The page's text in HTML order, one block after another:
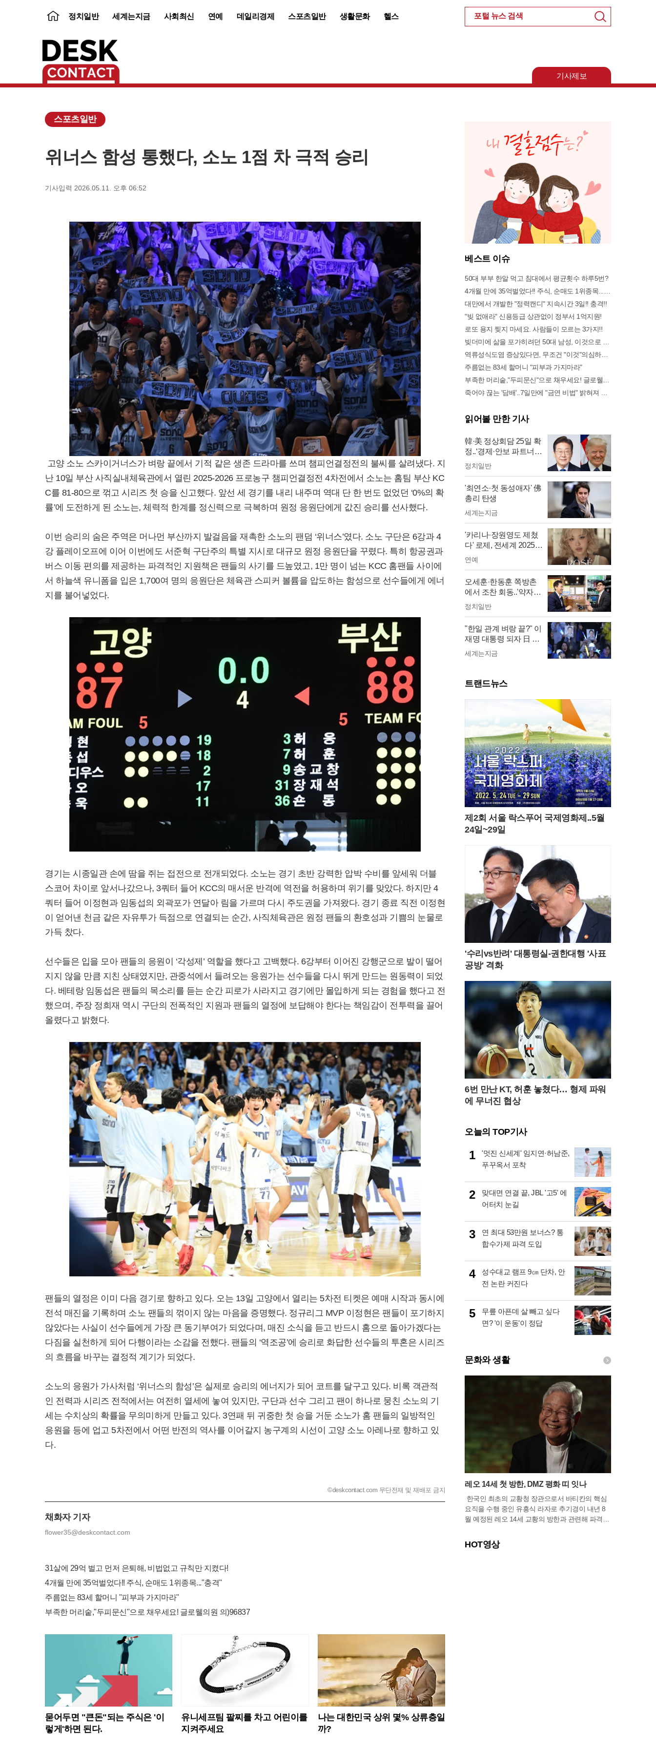
검
뉴
홈
정치일반 세계는지금 사회최신 연예 데일리경제 스포츠일반 생활문화 헬스
기사제보
스포츠일반
위너스 함성 통했다, 소노 1점 차 극적 승리
기사입력 2026.05.11. 오후 06:52
고양 소노 스카이거너스가 벼랑 끝에서 기적 같은 생존 드라마를 쓰며 챔피언결정전의 불씨를 살려냈다. 지
난 10일 부산 사직실내체육관에서 열린 2025-2026 프로농구 챔피언결정전 4차전에서 소노는 홈팀 부산 KC
C를 81-80으로 꺾고 시리즈 첫 승을 신고했다. 앞선 세 경기를 내리 내주며 역대 단 한 번도 없었던 ‘0%의 확
률’에 도전하게 된 소노는, 체력적 한계를 정신력으로 극복하며 원정 응원단에게 값진 승리를 선사했다.
이번 승리의 숨은 주역은 머나먼 부산까지 발걸음을 재촉한 소노의 팬덤 ‘위너스’였다. 소노 구단은 6강과 4
강 플레이오프에 이어 이번에도 서준혁 구단주의 특별 지시로 대규모 원정 응원단을 꾸렸다. 특히 항공권과
버스 이동 편의를 제공하는 파격적인 지원책은 팬들의 사기를 드높였고, 1만 명이 넘는 KCC 홈팬들 사이에
서 하늘색 유니폼을 입은 1,700여 명의 응원단은 체육관 스피커 볼륨을 압도하는 함성으로 선수들에게 에너
지를 불어넣었다.
경기는 시종일관 손에 땀을 쥐는 접전으로 전개되었다. 소노는 경기 초반 강력한 압박 수비를 앞세워 더블
스코어 차이로 앞서나갔으나, 3쿼터 들어 KCC의 매서운 반격에 역전을 허용하며 위기를 맞았다. 하지만 4
쿼터 들어 이정현과 임동섭의 외곽포가 연달아 림을 가르며 다시 주도권을 가져왔다. 경기 종료 직전 이정현
이 얻어낸 천금 같은 자유투가 득점으로 연결되는 순간, 사직체육관은 원정 팬들의 환호성과 기쁨의 눈물로
가득 찼다.
선수들은 입을 모아 팬들의 응원이 ‘각성제’ 역할을 했다고 고백했다. 6강부터 이어진 강행군으로 발이 떨어
지지 않을 만큼 지친 상태였지만, 관중석에서 들려오는 응원가는 선수들을 다시 뛰게 만드는 원동력이 되었
다. 베테랑 임동섭은 팬들의 목소리를 듣는 순간 피로가 사라지고 경기에만 몰입하게 되는 경험을 했다고 전
했으며, 주장 정희재 역시 구단의 전폭적인 지원과 팬들의 열정에 보답해야 한다는 책임감이 전투력을 끌어
올렸다고 밝혔다.
팬들의 열정은 이미 다음 경기로 향하고 있다. 오는 13일 고양에서 열리는 5차전 티켓은 예매 시작과 동시에
전석 매진을 기록하며 소노 팬들의 꺾이지 않는 마음을 증명했다. 정규리그 MVP 이정현은 팬들이 포기하지
않았다는 사실이 선수들에게 가장 큰 동기부여가 되었다며, 매진 소식을 듣고 반드시 홈으로 돌아가겠다는
다짐을 실천하게 되어 다행이라는 소감을 전했다. 팬들의 ‘역조공’에 승리로 화답한 선수들의 투혼은 시리즈
의 흐름을 바꾸는 결정적 계기가 되었다.
소노의 응원가 가사처럼 ‘위너스의 함성’은 실제로 승리의 에너지가 되어 코트를 달구고 있다. 비록 객관적
인 전력과 시리즈 전적에서는 여전히 열세에 놓여 있지만, 구단과 선수 그리고 팬이 하나로 뭉친 소노의 기
세는 수치상의 확률을 무의미하게 만들고 있다. 3연패 뒤 귀중한 첫 승을 거둔 소노가 홈 팬들의 일방적인
응원을 등에 업고 5차전에서 어떤 반전의 역사를 이어갈지 농구계의 시선이 고양 소노 아레나로 향하고 있
다.
©deskcontact.com 무단전재 및 재배포 금지
채화자 기자
flower35@deskcontact.com
31살에 29억 벌고 먼저 은퇴해, 비법없고 규칙만 지켰다!
4개월 만에 35억벌었다!! 주식, 순매도 1위종목..."충격"
주름없는 83세 할머니 "피부과 가지마라"
부족한 머리숱,"두피문신"으로 채우세요! 글로웰의원 의)96837
묻어두면 "큰돈"되는 주식은 '이
렇게'하면 된다.
유니세프팀 팔찌를 차고 어린이를
지켜주세요
나는 대한민국 상위 몇% 상류층일
까?
베스트 이슈
50대 부부 한알 먹고 침대에서 평균횟수 하루5번?
대만에서 개발한 "정력캔디" 지속시간 3일!! 충격!!
"빚 없애라" 신용등급 상관없이 정부서 1억지원!
로또 용지 찢지 마세요. 사람들이 모르는 3가지!!
역류성식도염 증상있다면, 무조건 "이것"의심하세요. 간단치료법 나왔다!
주름없는 83세 할머니 "피부과 가지마라"
읽어볼 만한 기사
韓·美 정상회담 25일 확
정..‘경제·안보 파트너
십’ 본격 시동
정치일반
'최연소·첫 동성애자' 佛
총리 탄생
세계는지금
'카리나·장원영도 제쳤
다' 로제, 전세계 2025
얼굴 천재 1위 등극
연예
오세훈·한동훈 쪽방촌
에서 조찬 회동..'약자와
의 동행'으로 의기투합?
정치일반
"한일 관계 벼랑 끝?" 이
재명 대통령 되자 日 언
론 '최악 시나리오' 경고
세계는지금
트랜드뉴스
제2회 서울 락스푸어 국제영화제..5월
24일~29일
'수리vs반려' 대통령실-권한대행 '사표
공방' 격화
6번 만난 KT, 허훈 놓쳤다… 형제 파워
에 무너진 협상
오늘의 TOP기사
1
'멋진 신세계' 임지연·허남준,
푸꾸옥서 포착
2
맞대면 연결 끝, JBL '고5' 에
어터치 눈길
3
연 최대 53만원 보너스? 통
합수가제 파격 도입
4
성수대교 램프 9㎝ 단차, 안
전 논란 커진다
5
무릎 아픈데 살 빼고 싶다
면? '이 운동'이 정답
문화와 생활
레오 14세 첫 방한, DMZ 평화 띠 잇나
한국인 최초의 교황청 장관으로서 바티칸의 핵심
요직을 수행 중인 유흥식 라자로 추기경이 내년 8
월 예정된 레오 14세 교황의 방한과 관련해 파격적
찾은 유 추기경은 최근 언론 인터뷰를 통해 교황이
한반도 문제에 깊은 애정을 품고 있으며, 특히 비무
HOT영상